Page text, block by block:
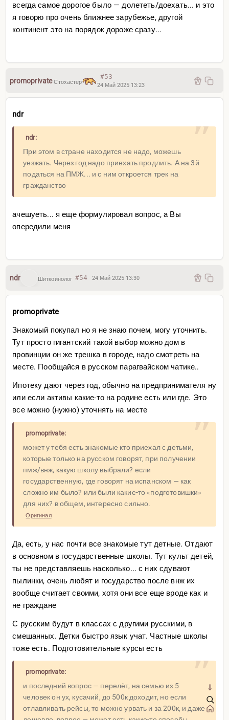
всегда самое дорогое было — долететь/доехать... и это
я говорю про очень ближнее зарубежье, другой
континент это на порядок дороже сразу...
promoprivateСтохастер
#53
24 Май 2025 13:23
ndr
ndr:
При этом в стране находится не надо, можешь
уезжать. Через год надо приехать продлить. А на 3й
податься на ПМЖ... и с ним откроется трек на
гражданство
ачешуеть... я еще формулировал вопрос, а Вы
опередили меня
ndr Шиткоинолог #54 24 Май 2025 13:30
promoprivate
Знакомый покупал но я не знаю почем, могу уточнить.
Тут просто гигантский такой выбор можно дом в
провинции он же трешка в городе, надо смотреть на
месте. Пообщайся в русском парагвайском чатике..
Ипотеку дают через год, обычно на предпринимателя ну
или если активы какие-то на родине есть или где. Это
все можно (нужно) уточнять на месте
promoprivate:
может у тебя есть знакомые кто приехал с детьми,
которые только на русском говорят, при получении
пмж/внж, какую школу выбрали? если
государственную, где говорят на испанском — как
сложно им было? или были какие-то «подготовишки»
для них? в общем, интересно сильно.
Оригинал
Да, есть, у нас почти все знакомые тут детные. Отдают
в основном в государственные школы. Тут культ детей,
ты не представляешь насколько... с них сдувают
пылинки, очень любят и государство после внж их
вообще считает своими, хотя они все еще вроде как и
не граждане
С русским будут в классах с другими русскими, в
смешанных. Детки быстро язык учат. Частные школы
тоже есть. Подготовительные курсы есть
promoprivate:
и последний вопрос — перелёт, на семью из 5
человек он ух, кусачий, до 500к доходит, но если
отлавливать рейсы, то можно урвать и за 200к, и даже
⇓